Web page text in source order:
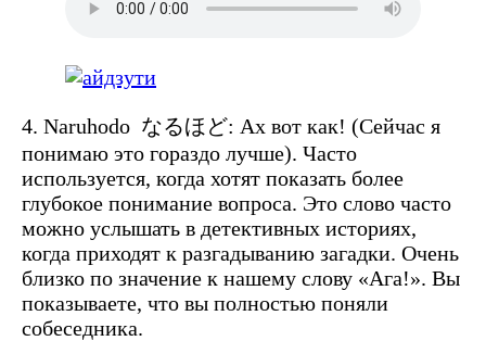
4. Naruhodo なるほど: Ах вот как! (Сейчас я
понимаю это гораздо лучше). Часто
используется, когда хотят показать более
глубокое понимание вопроса. Это слово часто
можно услышать в детективных историях,
когда приходят к разгадыванию загадки. Очень
близко по значение к нашему слову «Ага!». Вы
показываете, что вы полностью поняли
собеседника.